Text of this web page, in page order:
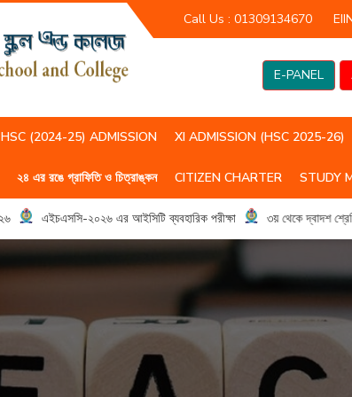
Call Us : 01309134670
E-PANEL
HSC (2024-25) ADMISSION XI ADMISSION (HSC 2025-26)
২৪ এর রঙে গ্রাফিতি ও চিত্রাঙ্কন CITIZEN CHARTER STUDY
এইচএসসি-২০২৬ এর আইসিটি ব্যবহারিক পরীক্ষা ৩য় থেকে দ্বাদশ শ্রেনির